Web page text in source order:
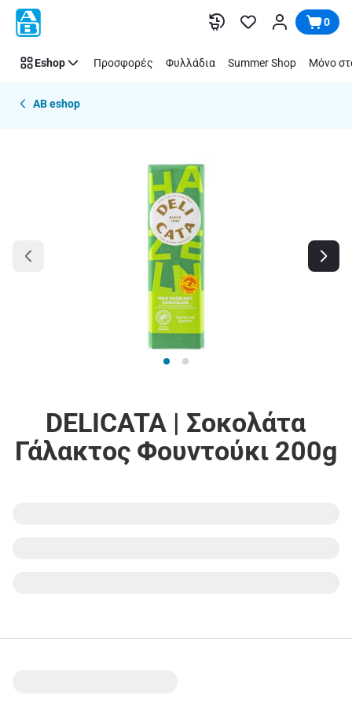
Παράλειψη 0
Eshop Προσφορές Φυλλάδια Summer Shop Μόνο
AB eshop
DELICATA | Σοκολάτα
Γάλακτος Φουντούκι 200g